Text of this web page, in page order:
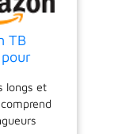
TB
longs et